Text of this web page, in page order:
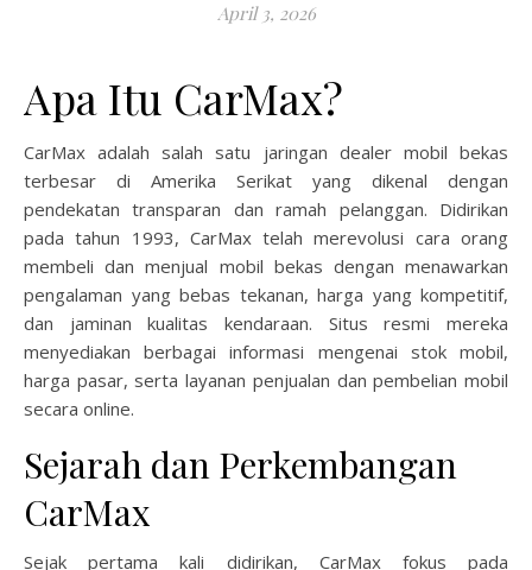
April 3, 2026
Apa Itu CarMax?
CarMax adalah salah satu jaringan dealer mobil bekas
terbesar di Amerika Serikat yang dikenal dengan
pendekatan transparan dan ramah pelanggan. Didirikan
pada tahun 1993, CarMax telah merevolusi cara orang
membeli dan menjual mobil bekas dengan menawarkan
pengalaman yang bebas tekanan, harga yang kompetitif,
dan jaminan kualitas kendaraan. Situs resmi mereka
menyediakan berbagai informasi mengenai stok mobil,
harga pasar, serta layanan penjualan dan pembelian mobil
secara online.
Sejarah dan Perkembangan
CarMax
Sejak pertama kali didirikan, CarMax fokus pada